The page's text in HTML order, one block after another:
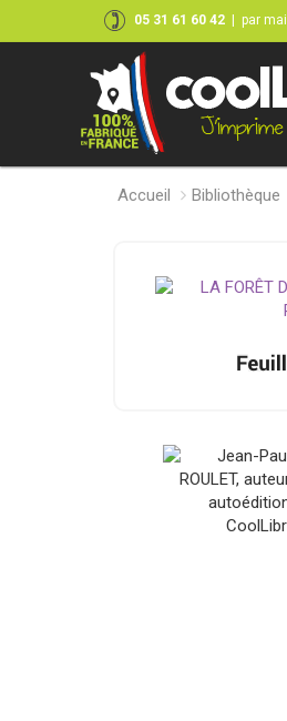
05 31 61 60 42 par mail
Accueil Bibliothèque